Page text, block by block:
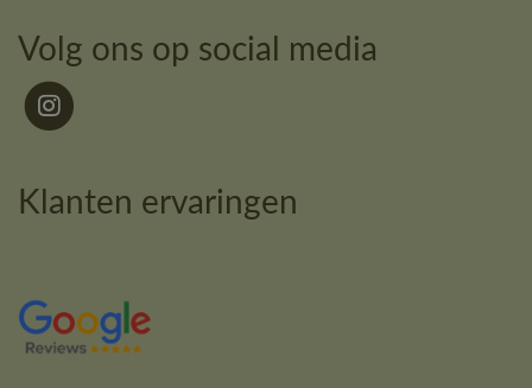
Volg ons op social media
Klanten ervaringen